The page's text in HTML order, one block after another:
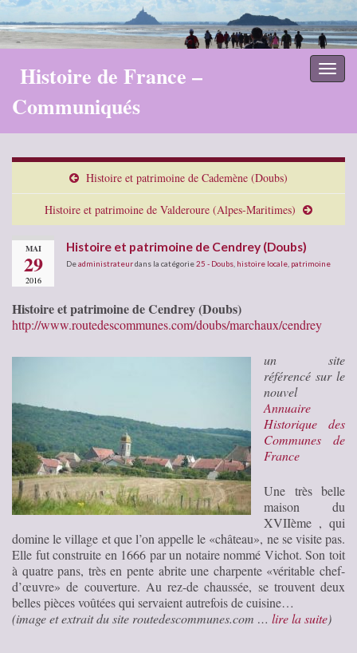
Histoire de France –
Communiqués
Histoire et patrimoine de Cademène (Doubs)
Histoire et patrimoine de Valderoure (Alpes-Maritimes)
MAI
29
2016
Histoire et patrimoine de Cendrey (Doubs)
Deadministrateurdans la catégorie25 - Doubs histoire locale patrimoine
Histoire et patrimoine de Cendrey (Doubs)
http://www.routedescommunes.com/doubs/marchaux/cendrey
un site
référencé sur le
nouvel
Annuaire
Historique des
Communes de
France
Une très belle
maison du
XVIIème , qui
domine le village et que l’on appelle le «château», ne se visite pas.
Elle fut construite en 1666 par un notaire nommé Vichot. Son toit
à quatre pans, très en pente abrite une charpente «véritable chef-
d’œuvre» de couverture. Au rez-de chaussée, se trouvent deux
belles pièces voûtées qui servaient autrefois de cuisine…
(image et extrait du site routedescommunes.com … lire la suite)